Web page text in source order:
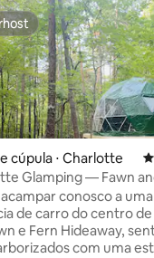
média de 5, 136
cúpula ⋅ Charlotte
Glamping — Fawn
conosco a
de carro do centro
e Fern Hideaway,
com uma